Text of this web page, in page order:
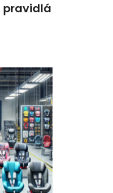
pravidlá